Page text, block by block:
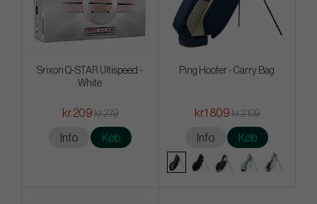
Srixon Q-STAR Ultispeed -
White
kr.209 kr.279
Info Køb
Ping Hoofer - Carry Bag
kr.1 809 kr.2 109
Info Køb